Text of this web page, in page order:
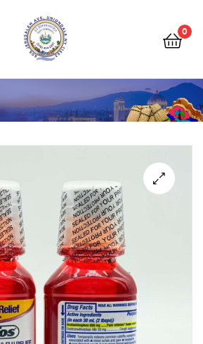
Tienda
Salvadoreña
Online
0
Salvadoreña
Online